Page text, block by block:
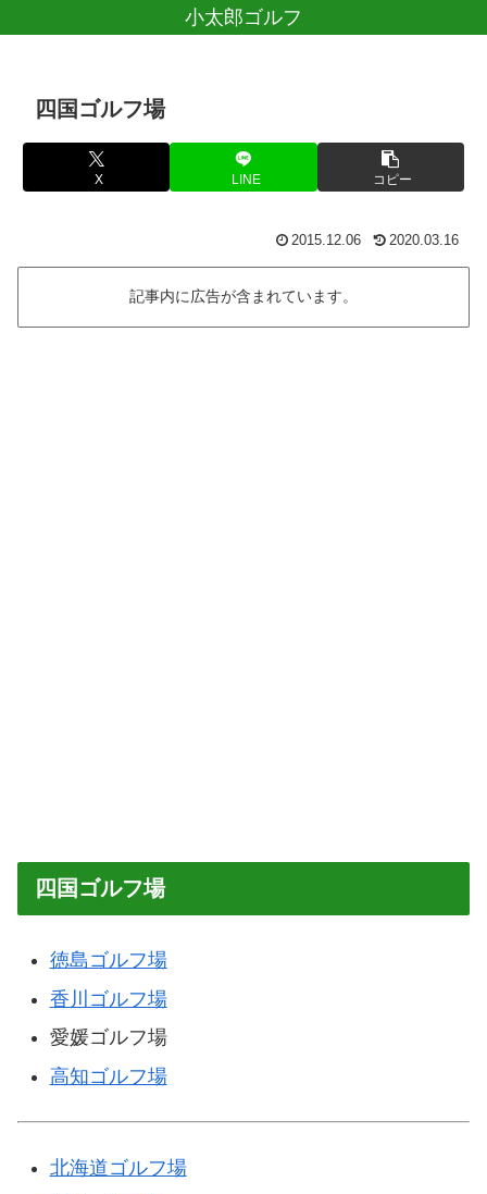
小太郎ゴルフ
四国ゴルフ場
X LINE コピー
2015.12.06 2020.03.16
記事内に広告が含まれています。
四国ゴルフ場
徳島ゴルフ場
香川ゴルフ場
愛媛ゴルフ場
高知ゴルフ場
北海道ゴルフ場